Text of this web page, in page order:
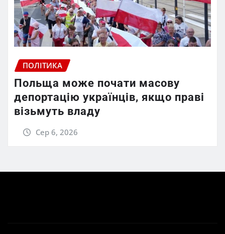
ПОЛІТИКА
Польща може почати масову
депортацію українців, якщо праві
візьмуть владу
Сер 6, 2026